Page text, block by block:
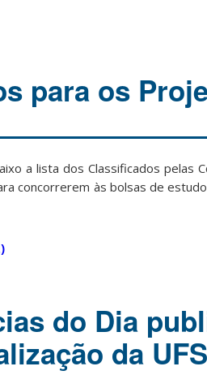
para os
a lista dos Classificados pelas
concorrerem às bolsas de
do Dia
da